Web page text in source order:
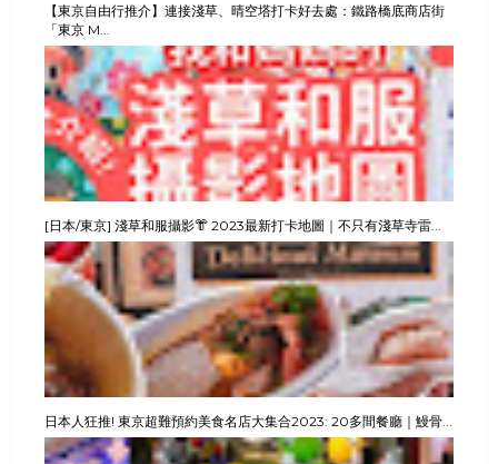
【東京自由行推介】連接淺草、晴空塔打卡好去處：鐵路橋底商店街
「東京 M...
[日本/東京] 淺草和服攝影👘 2023最新打卡地圖｜不只有淺草寺雷...
日本人狂推! 東京超難預約美食名店大集合2023: 20多間餐廳｜鰻骨...